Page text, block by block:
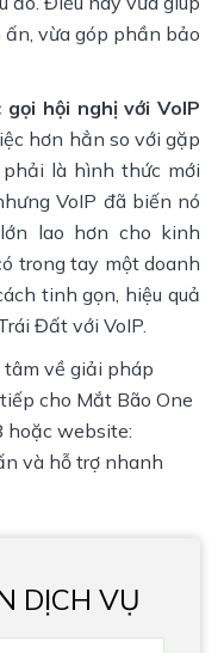
vừa góp phần bảo
gọi hội nghị với VoIP
hơn hẳn so với gặp
là hình thức mới
VoIP đã biến nó
lao hơn cho kinh
trong tay một doanh
tinh gọn, hiệu quả
Đất với VoIP.
tâm về giải pháp
cho Mắt Bão One
hoặc website:
và hỗ trợ nhanh
DỊCH VỤ